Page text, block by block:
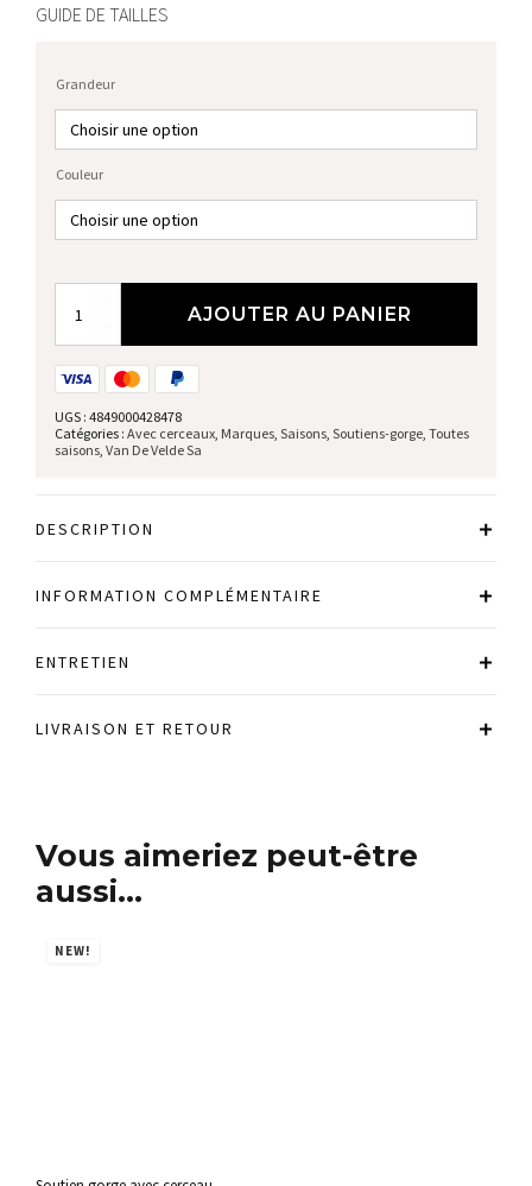
GUIDE DE TAILLES
Grandeur
Couleur
gorge
avec
cerceau
jo
AJOUTER AU PANIER
UGS : 4849000428478
Catégories : Avec cerceaux, Marques, Saisons, Soutiens-gorge, Toutes
saisons, Van De Velde Sa
DESCRIPTION
INFORMATION COMPLÉMENTAIRE
ENTRETIEN
LIVRAISON ET RETOUR
Vous aimeriez peut-être
aussi…
NEW!